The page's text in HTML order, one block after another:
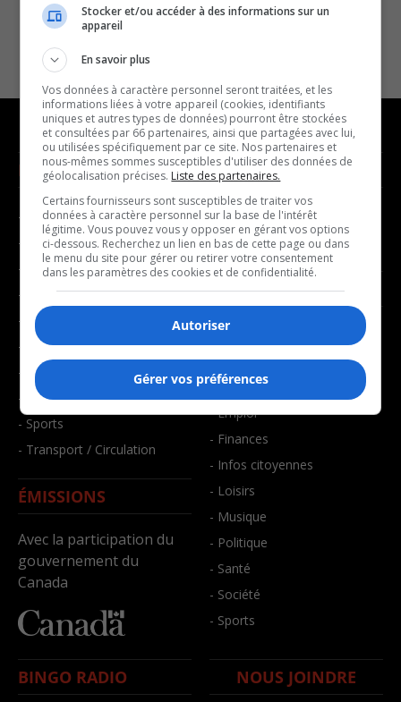
NOUVELLES
- Affaires municipales
- Communauté / Social
- Culture
- Économie
- Éducation
- Environnement
- Faits divers
- Santé et bien-être
- Sports
- Transport / Circulation
ÉMISSIONS
Avec la participation du
gouvernement du
Canada
MUSIQUE
- Décompte franco
- Joué récemment
BALADOS
- Affaires
- Art de vivre
- Bien-être
- Emploi
- Finances
- Infos citoyennes
- Loisirs
- Musique
- Politique
- Santé
- Société
- Sports
BINGO RADIO NOUS JOINDRE
Stocker et/ou accéder à des informations sur un
appareil
En savoir plus
Vos données à caractère personnel seront traitées, et les
informations liées à votre appareil (cookies, identifiants
uniques et autres types de données) pourront être stockées
et consultées par 66 partenaires, ainsi que partagées avec lui,
ou utilisées spécifiquement par ce site. Nos partenaires et
nous-mêmes sommes susceptibles d'utiliser des données de
géolocalisation précises. Liste des partenaires.
Certains fournisseurs sont susceptibles de traiter vos
données à caractère personnel sur la base de l'intérêt
légitime. Vous pouvez vous y opposer en gérant vos options
ci-dessous. Recherchez un lien en bas de cette page ou dans
le menu du site pour gérer ou retirer votre consentement
dans les paramètres des cookies et de confidentialité.
Autoriser
Gérer vos préférences